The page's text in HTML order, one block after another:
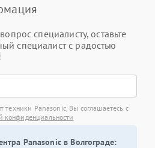
специалисту, оставьте
специалист с радостью
техники Panasonic, Вы соглашаетесь с
конфиденциальности
Panasonic в Волгограде: